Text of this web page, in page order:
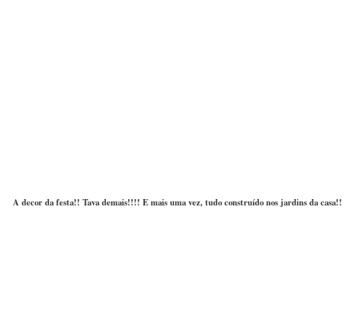
A decor da festa!! Tava demais!!!! E mais uma vez, tudo construído nos jardins da casa!!